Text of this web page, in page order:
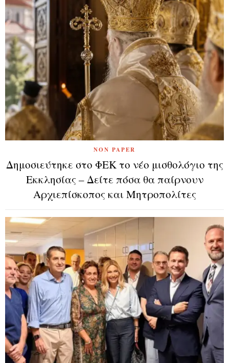
NON PAPER
Δημοσιεύτηκε στο ΦΕΚ το νέο μισθολόγιο της
Εκκλησίας – Δείτε πόσα θα παίρνουν
Αρχιεπίσκοπος και Μητροπολίτες